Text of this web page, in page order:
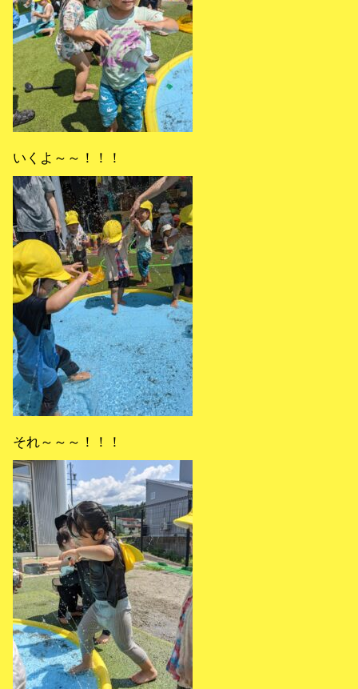
いくよ～～！！！
それ～～～！！！